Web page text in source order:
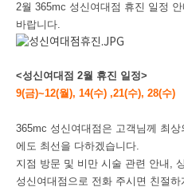
2월 365mc 성신여대점 휴진 일정
바랍니다.
<성신여대점 2월 휴진 일정>
9(금)~12(월), 14(수) ,21(수), 28(수)
365mc 성신여대점은 고객님께 최
에도 최선을 다하겠습니다.
지점 방문 및 비만 시술 관련 안내,
성신여대점으로 전화 주시면 친절